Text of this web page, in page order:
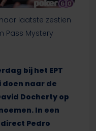
naar laatste zestien
Pass Mystery
bij het EPT
doen naar de
Docherty op
In een
Pedro